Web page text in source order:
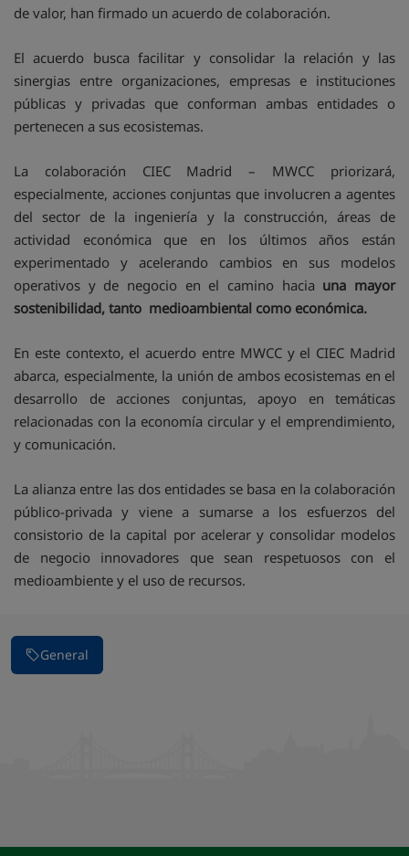
de valor, han firmado un acuerdo de colaboración.
El acuerdo busca facilitar y consolidar la relación y las
sinergias entre organizaciones, empresas e instituciones
públicas y privadas que conforman ambas entidades o
pertenecen a sus ecosistemas.
La colaboración CIEC Madrid – MWCC priorizará,
especialmente, acciones conjuntas que involucren a agentes
del sector de la ingeniería y la construcción, áreas de
actividad económica que en los últimos años están
experimentado y acelerando cambios en sus modelos
operativos y de negocio en el camino hacia una mayor
sostenibilidad, tanto medioambiental como económica.
En este contexto, el acuerdo entre MWCC y el CIEC Madrid
abarca, especialmente, la unión de ambos ecosistemas en el
desarrollo de acciones conjuntas, apoyo en temáticas
relacionadas con la economía circular y el emprendimiento,
y comunicación.
La alianza entre las dos entidades se basa en la colaboración
público-privada y viene a sumarse a los esfuerzos del
consistorio de la capital por acelerar y consolidar modelos
de negocio innovadores que sean respetuosos con el
medioambiente y el uso de recursos.
General